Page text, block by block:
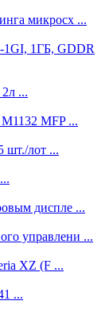
микросх ...
1ГБ, GDDR
...
MFP ...
шт./лот ...
диспле ...
управлени ...
XZ (F ...
...